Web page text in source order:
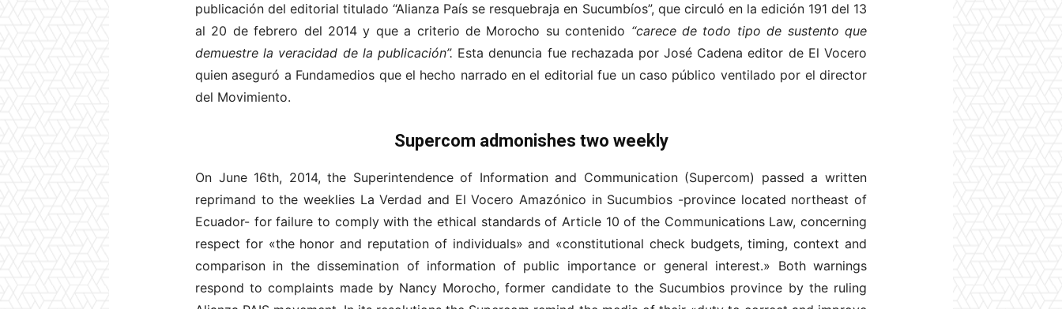
publicación del editorial titulado “Alianza País se resquebraja en Sucumbíos”, que circuló en la edición 191 del 13
al 20 de febrero del 2014 y que a criterio de Morocho su contenido “carece de todo tipo de sustento que
demuestre la veracidad de la publicación”. Esta denuncia fue rechazada por José Cadena editor de El Vocero
quien aseguró a Fundamedios que el hecho narrado en el editorial fue un caso público ventilado por el director
del Movimiento.
Supercom admonishes two weekly
On June 16th, 2014, the Superintendence of Information and Communication (Supercom) passed a written
reprimand to the weeklies La Verdad and El Vocero Amazónico in Sucumbios -province located northeast of
Ecuador- for failure to comply with the ethical standards of Article 10 of the Communications Law, concerning
respect for «the honor and reputation of individuals» and «constitutional check budgets, timing, context and
comparison in the dissemination of information of public importance or general interest.» Both warnings
respond to complaints made by Nancy Morocho, former candidate to the Sucumbios province by the ruling